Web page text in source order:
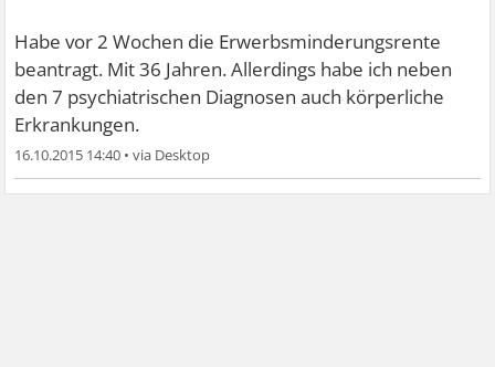
Habe vor 2 Wochen die Erwerbsminderungsrente
beantragt. Mit 36 Jahren. Allerdings habe ich neben
den 7 psychiatrischen Diagnosen auch körperliche
Erkrankungen.
16.10.2015 14:40 •